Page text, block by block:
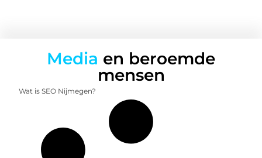
Media en beroemde
mensen
Wat is SEO Nijmegen?